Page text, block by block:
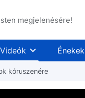
megjelenésére!
Videók Énekek
kóruszenére